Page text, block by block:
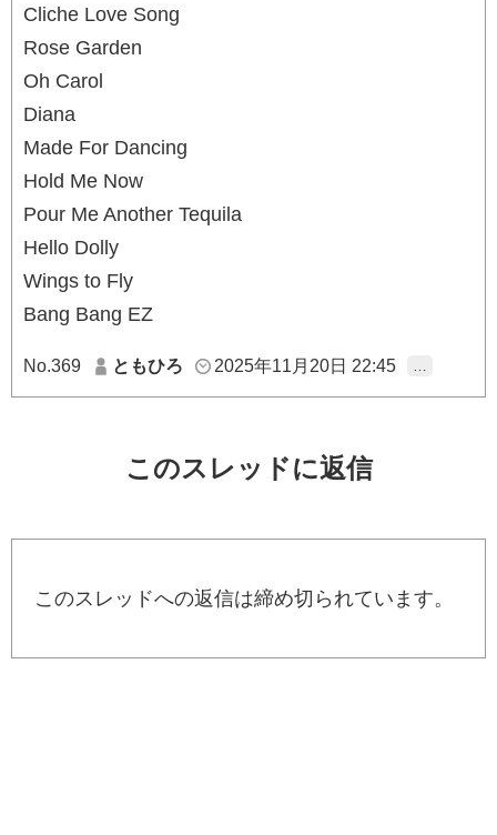
Cliche Love Song
Rose Garden
Oh Carol
Diana
Made For Dancing
Hold Me Now
Pour Me Another Tequila
Hello Dolly
Wings to Fly
Bang Bang EZ
No.369 ともひろ 2025年11月20日 22:45 …
このスレッドに返信
このスレッドへの返信は締め切られています。